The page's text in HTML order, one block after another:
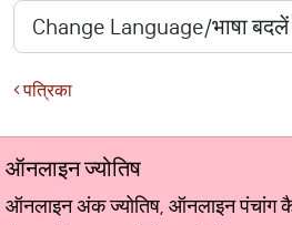
पत्रिका
ऑनलाइन ज्योतिष
ऑनलाइन अंक ज्योतिष, ऑनलाइन पंचांग